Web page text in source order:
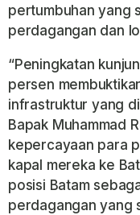
pertumbuhan yang
perdagangan dan
“Peningkatan
persen
infrastruktur yang
Bapak Muhammad
kepercayaan para
kapal mereka ke
posisi Batam
perdagangan yang